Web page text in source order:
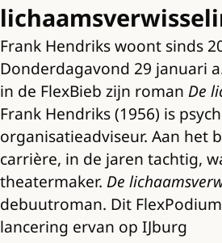
Frank Hendriks woont sinds
Donderdagavond 29 januari
in de FlexBieb zijn roman De
Frank Hendriks (1956) is
organisatieadviseur. Aan het
carrière, in de jaren tachtig,
theatermaker. De
debuutroman. Dit
lancering ervan op IJburg